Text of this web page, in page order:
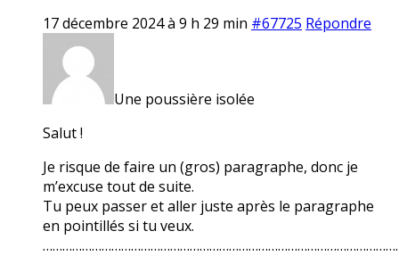
17 décembre 2024 à 9 h 29 min #67725 Répondre
Une poussière isolée
Salut !
Je risque de faire un (gros) paragraphe, donc je
m’excuse tout de suite.
Tu peux passer et aller juste après le paragraphe
en pointillés si tu veux.